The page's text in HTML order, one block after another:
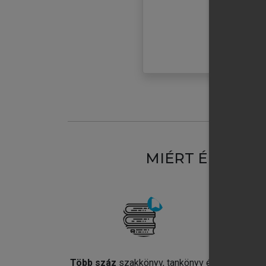
MIÉRT
Több száz szakkönyv, tankönyv és